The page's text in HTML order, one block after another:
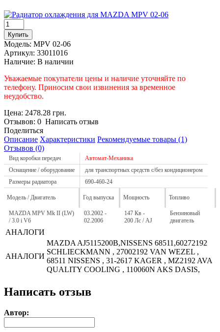
Модель: MPV 02-06
Артикул: 33011016
Наличие: В наличии
Уважаемые покупатели цены и наличие уточняйте по
телефону. Приносим свои извинения за временное
неудобство.
Цена: 2478.28 грн.
Отзывов: 0 Написать отзыв
Поделиться
Описание Характеристики Рекомендуемые товары (1)
Отзывов (0)
Вид коробки передач
Автомат-Механика
Оснащение / оборудование
для транспортных средств с/без кондиционером
Размеры радиатора
690-460-24
Модель / Двигатель Год выпуска Мощность Топливо
MAZDA MPV Mk II (LW)
/ 3.0 i V6
03.2002 -
02.2006
147 Кв -
200 Лс / AJ
Бензиновый
двигатель
АНАЛОГИ
АНАЛОГИ
MAZDA AJ5115200B,NISSENS 68511,60272192
SCHLIECKMANN , 27002192 VAN WEZEL ,
68511 NISSENS , 31-2617 KAGER , MZ2192 AVA
QUALITY COOLING , 110060N AKS DASIS,
Написать отзыв
Автор: